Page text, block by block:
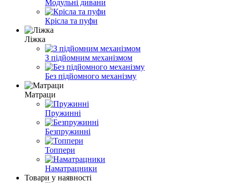
Модульні дивани
Крісла та пуфи
Ліжка
З підйомним механізмом
Без підйомного механізму
Матраци
Пружинні
Безпружинні
Топпери
Наматрацники
Товари у наявності